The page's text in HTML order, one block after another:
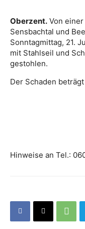
Oberzent. Von
Sensbachtal und
Sonntagmittag, 21.
mit Stahlseil und
gestohlen.
Der Schaden
Hinweise an Tel.: